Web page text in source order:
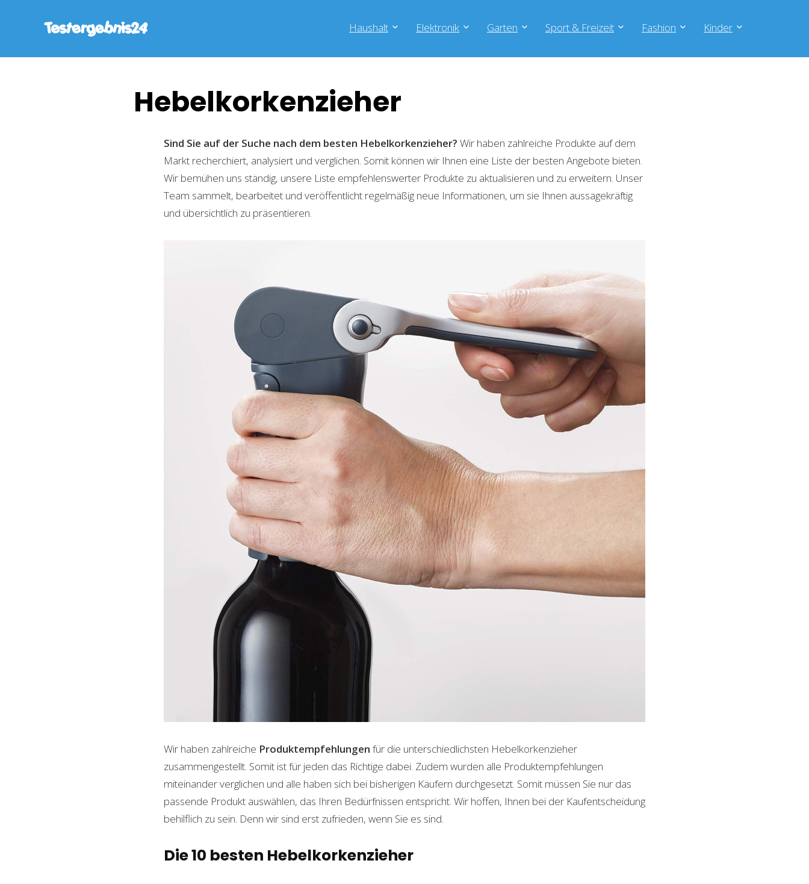
Haushalt Elektronik Garten Sport & Freizeit Fashion Kinder
Hebelkorkenzieher
Sind Sie auf der Suche nach dem besten Hebelkorkenzieher? Wir haben zahlreiche Produkte auf dem
Markt recherchiert, analysiert und verglichen. Somit können wir Ihnen eine Liste der besten Angebote bieten.
Wir bemühen uns ständig, unsere Liste empfehlenswerter Produkte zu aktualisieren und zu erweitern. Unser
Team sammelt, bearbeitet und veröffentlicht regelmäßig neue Informationen, um sie Ihnen aussagekräftig
und übersichtlich zu präsentieren.
Wir haben zahlreiche Produktempfehlungen für die unterschiedlichsten Hebelkorkenzieher
zusammengestellt. Somit ist für jeden das Richtige dabei. Zudem wurden alle Produktempfehlungen
miteinander verglichen und alle haben sich bei bisherigen Käufern durchgesetzt. Somit müssen Sie nur das
passende Produkt auswählen, das Ihren Bedürfnissen entspricht. Wir hoffen, Ihnen bei der Kaufentscheidung
behilflich zu sein. Denn wir sind erst zufrieden, wenn Sie es sind.
Die 10 besten Hebelkorkenzieher